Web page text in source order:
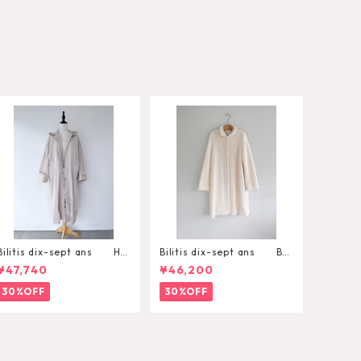
dix-sept ans Ho
Frill Long Coat
30%OFF
Bilitis dix-sept ans Bo
a Long Coat
¥46,200
30%OFF